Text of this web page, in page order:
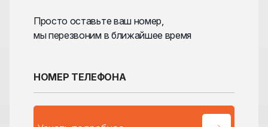
Просто оставьте ваш номер,
мы перезвоним в ближайшее время